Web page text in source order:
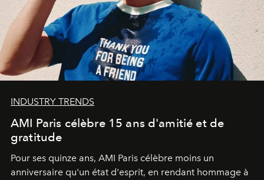
INDUSTRY TRENDS
AMI Paris célèbre 15 ans d'amitié et de
gratitude
Pour ses quinze ans, AMI Paris célèbre moins un
anniversaire qu'un état d'esprit, en rendant hommage à